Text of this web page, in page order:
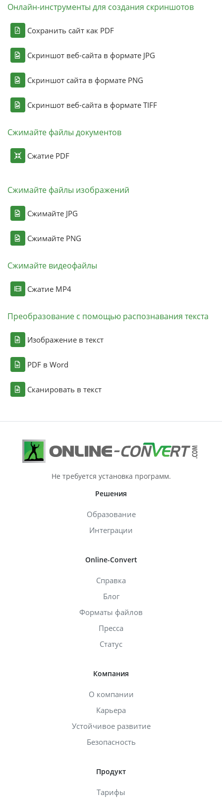
Онлайн-инструменты для создания скриншотов
Сохранить сайт как PDF
Скриншот веб-сайта в формате JPG
Скриншот сайта в формате PNG
Скриншот веб-сайта в формате TIFF
Сжимайте файлы документов
Сжатие PDF
Сжимайте файлы изображений
Сжимайте JPG
Сжимайте PNG
Сжимайте видеофайлы
Сжатие MP4
Преобразование с помощью распознавания текста
Изображение в текст
PDF в Word
Сканировать в текст
Не требуется установка программ.
Решения
Образование
Интеграции
Online-Convert
Справка
Блог
Форматы файлов
Пресса
Статус
Компания
О компании
Карьера
Устойчивое развитие
Безопасность
Продукт
Тарифы